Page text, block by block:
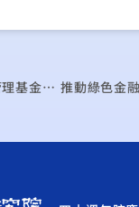
我國化學物質管理基金設置研究計畫